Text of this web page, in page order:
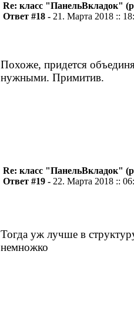
Re: класс "ПанельВкладок"
Ответ #18 - 21. Марта 2018 ::
Похоже, придется
нужными. Примитив.
Re: класс "ПанельВкладок"
Ответ #19 - 22. Марта 2018 ::
Тогда уж лучше в
немножко